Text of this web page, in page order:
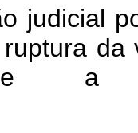
judicial
e a